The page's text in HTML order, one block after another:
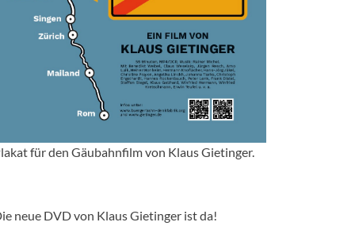
für den Gäubahnfilm von Klaus Gietinger.
neue DVD von Klaus Gietinger ist da!